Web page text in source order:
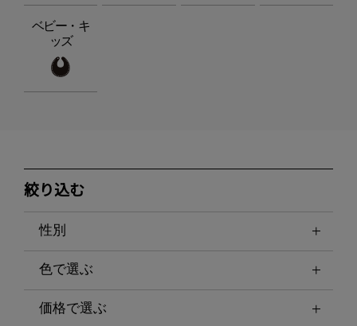
ベビー・キ
ッズ
絞り込む
性別
色で選ぶ
価格で選ぶ